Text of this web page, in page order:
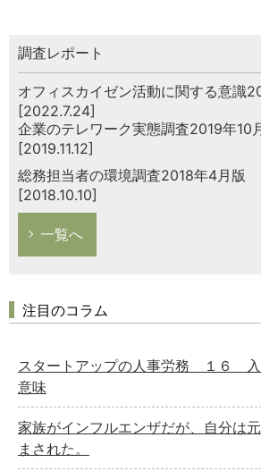
調査レポート
オフィスカイゼン活動に関する意識
[2022.7.24]
企業のテレワーク実態調査2019年10
[2019.11.12]
総務担当者の環境調査2018年4月版
[2018.10.10]
一覧へ
注目のコラム
スタートアップの人事労務 １６ 入
意味
家族がインフルエンザだが、自分は
まされた。